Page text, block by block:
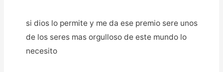
si dios lo permite y me da ese premio sere unos
de los seres mas orgulloso de este mundo lo
necesito